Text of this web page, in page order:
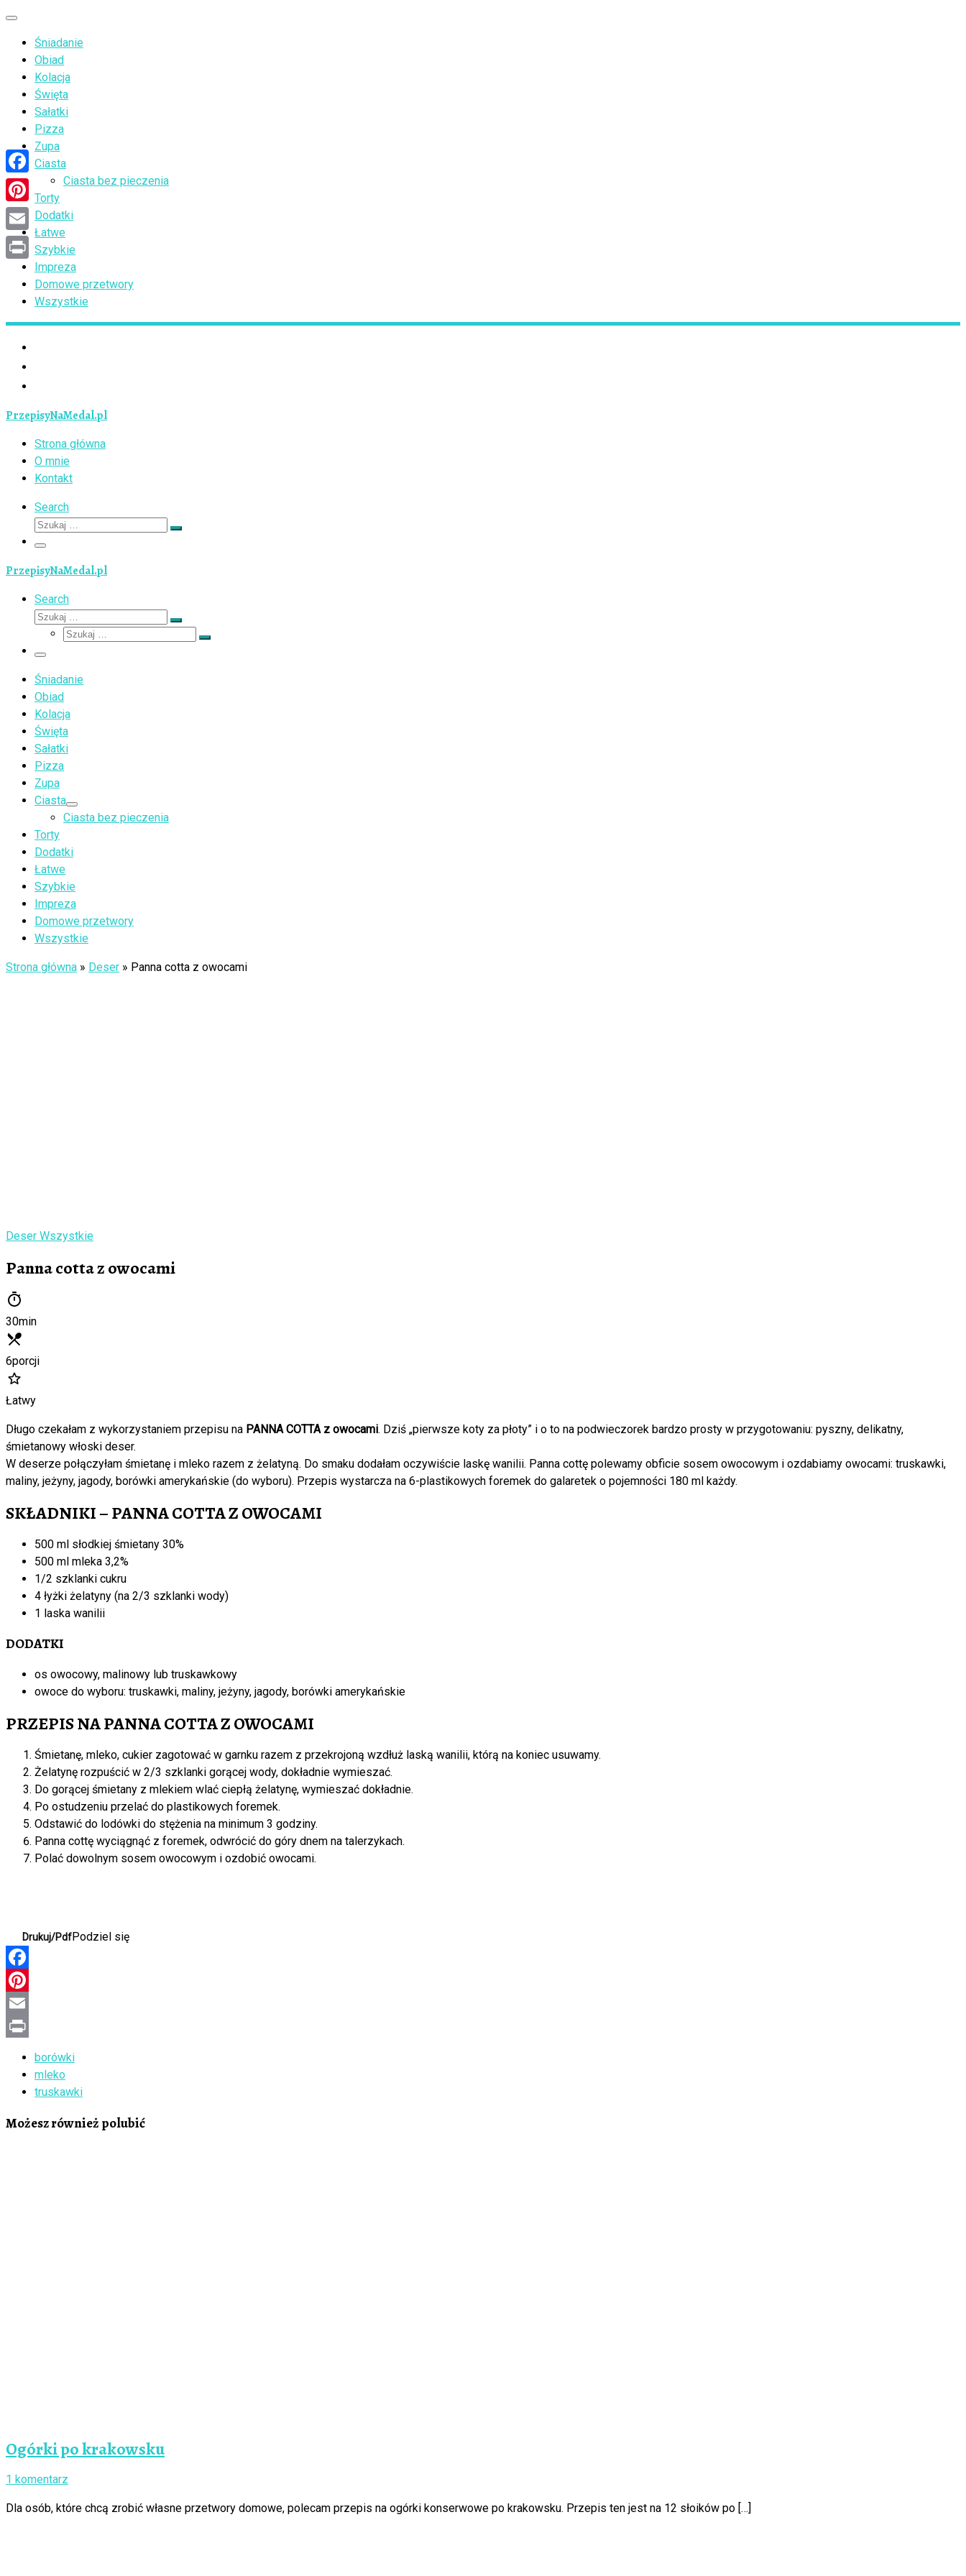
Przejdź
treści
Menu
Śniadanie
Obiad
Kolacja
Święta
Sałatki
Pizza
Zupa
Ciasta
Ciasta bez pieczenia
Torty
Dodatki
Łatwe
Szybkie
Impreza
Domowe przetwory
Wszystkie
PrzepisyNaMedal.pl
Strona główna
O mnie
Kontakt
Search
Szukaj
Szukaj
Menu
PrzepisyNaMedal.pl
Search
Szukaj
Szukaj
Szukaj
Szukaj
Menu
Śniadanie
Obiad
Kolacja
Święta
Sałatki
Pizza
Zupa
Ciasta
Ciasta bez pieczenia
Torty
Dodatki
Łatwe
Szybkie
Impreza
Domowe przetwory
Wszystkie
Strona główna » Deser » Panna cotta z owocami
Deser Wszystkie
Panna cotta z owocami
30min
6porcji
Łatwy
Długo czekałam z wykorzystaniem przepisu na PANNA COTTA z owocami. Dziś „pierwsze koty za płoty” i o to na podwieczorek bardzo prosty w przygotowaniu: pyszny, delikatny,
śmietanowy włoski deser.
W deserze połączyłam śmietanę i mleko razem z żelatyną. Do smaku dodałam oczywiście laskę wanilii. Panna cottę polewamy obficie sosem owocowym i ozdabiamy owocami: truskawki,
maliny, jeżyny, jagody, borówki amerykańskie (do wyboru). Przepis wystarcza na 6-plastikowych foremek do galaretek o pojemności 180 ml każdy.
SKŁADNIKI – PANNA COTTA Z OWOCAMI
500 ml słodkiej śmietany 30%
500 ml mleka 3,2%
1/2 szklanki cukru
4 łyżki żelatyny (na 2/3 szklanki wody)
1 laska wanilii
DODATKI
os owocowy, malinowy lub truskawkowy
owoce do wyboru: truskawki, maliny, jeżyny, jagody, borówki amerykańskie
PRZEPIS NA PANNA COTTA Z OWOCAMI
Śmietanę, mleko, cukier zagotować w garnku razem z przekrojoną wzdłuż laską wanilii, którą na koniec usuwamy.
Żelatynę rozpuścić w 2/3 szklanki gorącej wody, dokładnie wymieszać.
Do gorącej śmietany z mlekiem wlać ciepłą żelatynę, wymieszać dokładnie.
Po ostudzeniu przelać do plastikowych foremek.
Odstawić do lodówki do stężenia na minimum 3 godziny.
Panna cottę wyciągnąć z foremek, odwrócić do góry dnem na talerzykach.
Polać dowolnym sosem owocowym i ozdobić owocami.
Drukuj/PdfPodziel się
Facebook
Pinterest
Email
borówki
mleko
truskawki
Możesz również polubić
Ogórki po krakowsku
1 komentarz
Dla osób, które chcą zrobić własne przetwory domowe, polecam przepis na ogórki konserwowe po krakowsku. Przepis ten jest na 12 słoików po […]
Facebook
Pinterest
Email
Print